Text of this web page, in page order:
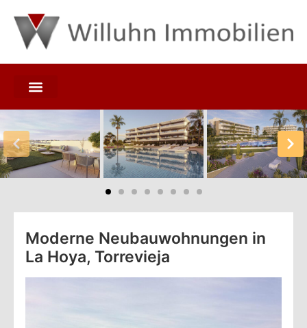
Moderne Neubauwohnungen in
La Hoya, Torrevieja